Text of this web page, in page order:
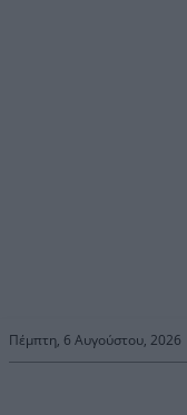
Πέμπτη, 6 Αυγούστου, 2026